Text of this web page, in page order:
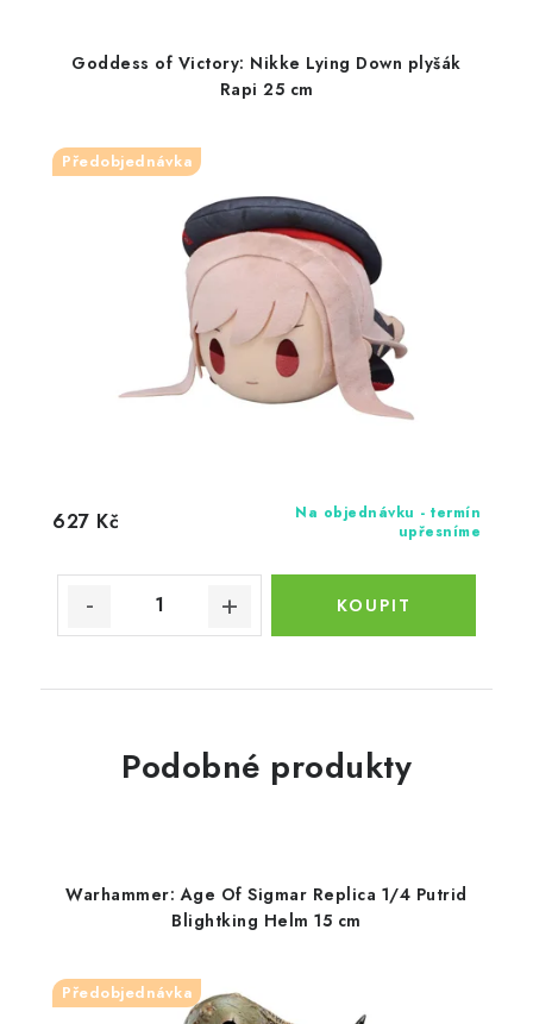
Goddess of Victory: Nikke Lying Down plyšák
Rapi 25 cm
Předobjednávka
Na objednávku - termín
upřesníme
627 Kč
Podobné produkty
Warhammer: Age Of Sigmar Replica 1/4 Putrid
Blightking Helm 15 cm
Předobjednávka